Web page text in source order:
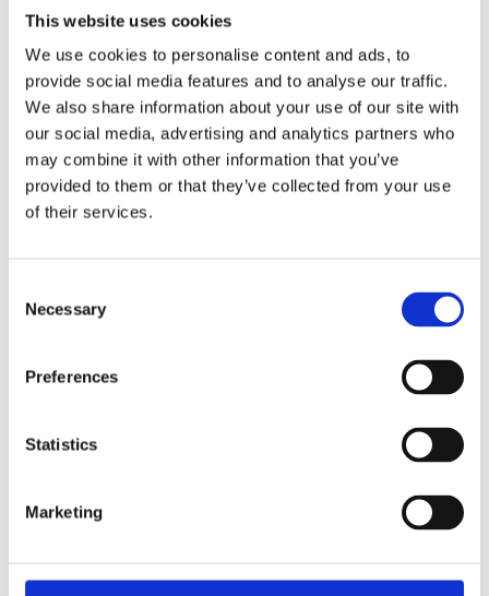
This website uses cookies
We use cookies to personalise content and ads, to
provide social media features and to analyse our traffic.
We also share information about your use of our site with
our social media, advertising and analytics partners who
may combine it with other information that you’ve
provided to them or that they’ve collected from your use
of their services.
Selection
Necessary
Preferences
Statistics
Marketing
BESKRIVNING
Lyon dark grey är en handvävd matta i fin
ull. Mattan är vävd i en teknik som ger en grövre
struktur med mycket liv. Tjockleken är ca 1 cm.
Kortsidorna har en smal vävd kantning medan
som är mjuk och skön att sätta fötterna på.
Mattans kvalitet framhäver ullen på ett bra sätt
och den svarta varptråden är en extra fin detalj.
Ull är ett lättskött material eftersom den är
färgställning dark grey är mörkt grå med en
melerad effekt. En matta som passar i de flesta
interiörer, stilar och rum. Inred med Lyon för att
skapa en ombonad och mysig känsla i såväl